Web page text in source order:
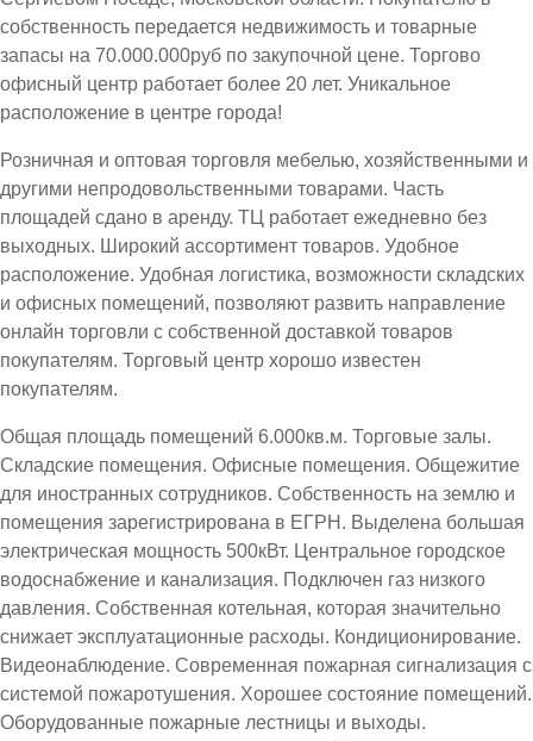
собственность передается недвижимость и товарные
запасы на 70.000.000руб по закупочной цене. Торгово
офисный центр работает более 20 лет. Уникальное
расположение в центре города!
Розничная и оптовая торговля мебелью, хозяйственными и
другими непродовольственными товарами. Часть
площадей сдано в аренду. ТЦ работает ежедневно без
выходных. Широкий ассортимент товаров. Удобное
расположение. Удобная логистика, возможности складских
и офисных помещений, позволяют развить направление
онлайн торговли с собственной доставкой товаров
покупателям. Торговый центр хорошо известен
покупателям.
Общая площадь помещений 6.000кв.м. Торговые залы.
Складские помещения. Офисные помещения. Общежитие
для иностранных сотрудников. Собственность на землю и
помещения зарегистрирована в ЕГРН. Выделена большая
электрическая мощность 500кВт. Центральное городское
водоснабжение и канализация. Подключен газ низкого
давления. Собственная котельная, которая значительно
снижает эксплуатационные расходы. Кондиционирование.
Видеонаблюдение. Современная пожарная сигнализация с
системой пожаротушения. Хорошее состояние помещений.
Оборудованные пожарные лестницы и выходы.